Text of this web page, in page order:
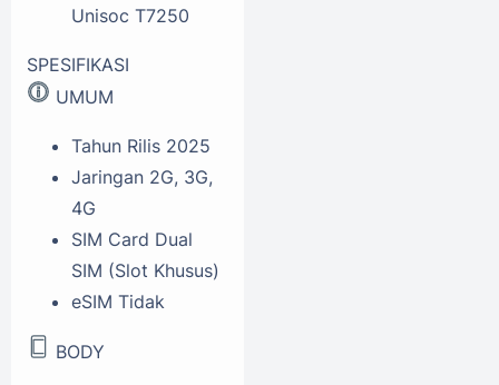
Unisoc T7250
SPESIFIKASI
UMUM
Tahun Rilis 2025
Jaringan 2G, 3G,
4G
SIM Card Dual
SIM (Slot Khusus)
eSIM Tidak
BODY